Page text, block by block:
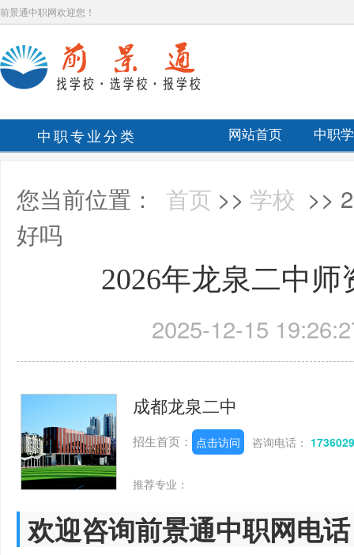
前景通中职网欢迎您！
中职专业分类 网站首页 中职
您当前位置： 首页 >> 学校 >>
好吗
2026年龙泉二中
2025-12-15
成都龙泉二中
招生首页： 点击访问 咨询电话：
推荐专业：
欢迎咨询前景通中职网电